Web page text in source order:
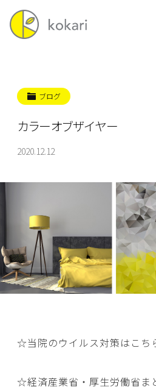
ブログ
カラーオブザイヤー
2020.12.12
☆当院のウイルス対策はこ
☆経済産業省・厚生労働省ま